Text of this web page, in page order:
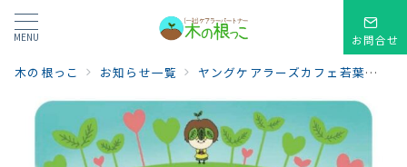
MENU お問合せ
木の根っこ お知らせ一覧 ヤングケアラーズカフェ若葉